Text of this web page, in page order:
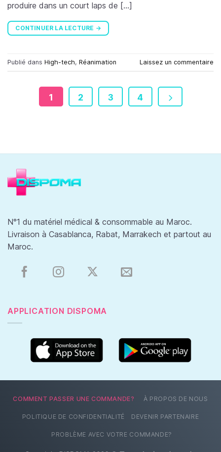
produire dans un court laps de […]
CONTINUER LA LECTURE →
Publié dans High-tech, Réanimation Laissez un commentaire
1 2 3 4
N°1 du matériel médical & consommable au Maroc.
Livraison à Casablanca, Rabat, Marrakech et partout au
Maroc.
APPLICATION DISPOMA
COMMENT PASSER UNE COMMANDE? À PROPOS DE NOUS
POLITIQUE DE CONFIDENTIALITÉ DEVENIR PARTENAIRE
PROBLÈME AVEC VOTRE COMMANDE?